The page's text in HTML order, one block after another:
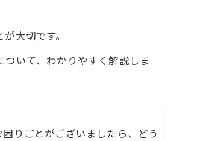
大切です。
いて、わかりやすく解説しま
りごとがございましたら、どう